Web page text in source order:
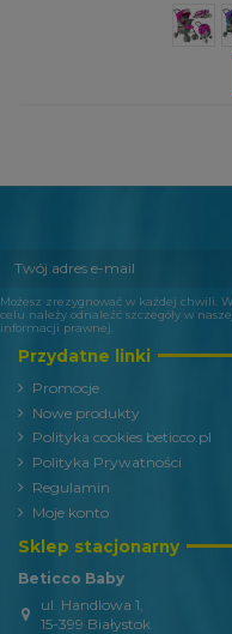
Możesz zrezygnować w każdej chwili.
celu należy odnaleźć szczegóły w
informacji prawnej.
Przydatne linki
Promocje
Nowe produkty
Polityka cookies beticco.pl
Polityka Prywatności
Regulamin
Moje konto
Sklep stacjonarny
Beticco Baby
ul. Handlowa 1,
15-399 Białystok